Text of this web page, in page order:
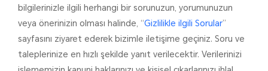
bilgilerinizle ilgili herhangi bir sorunuzun, yorumunuzun
veya önerinizin olması halinde, “Gizlilikle ilgili Sorular”
sayfasını ziyaret ederek bizimle iletişime geçiniz. Soru ve
taleplerinize en hızlı şekilde yanıt verilecektir. Verilerinizi